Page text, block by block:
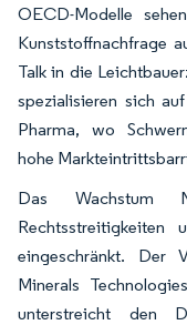
OECD-Modelle
Kunststoffnachfrage
Talk in die
spezialisieren sich
Pharma, wo
hohe
Das Wachstum
Rechtsstreitigkeiten
eingeschränkt. Der
Minerals
unterstreicht den